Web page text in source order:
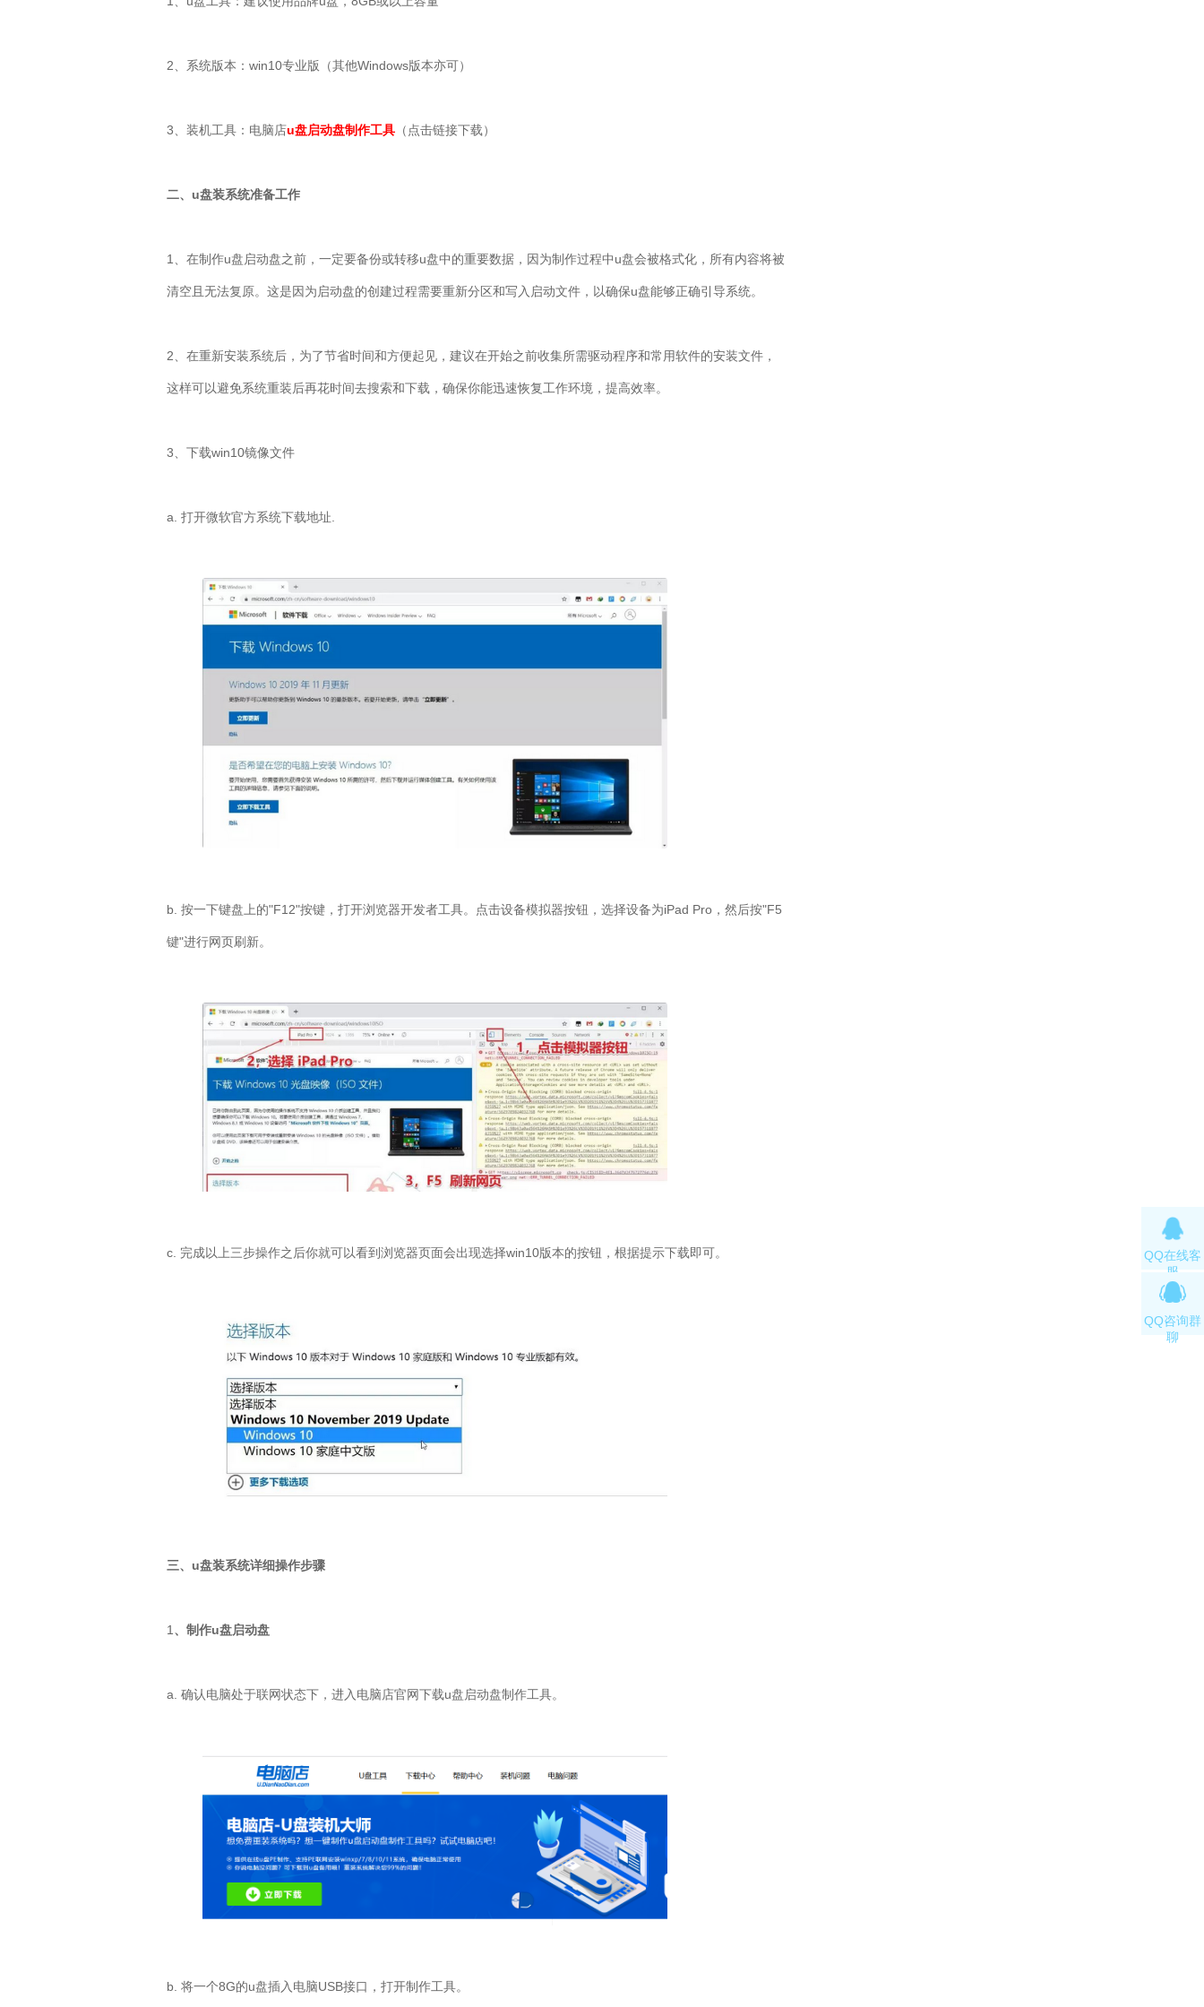
2、系统版本：win10专业版（其他Windows版本亦可）
3、装机工具：电脑店u盘启动盘制作工具 （点击链接下载）
二、u盘装系统准备工作
1、在制作u盘启动盘之前，一定要备份或转移u盘中的重要数据，因为制作过程中u盘会被格式化，所有内容将被
清空且无法复原。这是因为启动盘的创建过程需要重新分区和写入启动文件，以确保u盘能够正确引导系统。
2、在重新安装系统后，为了节省时间和方便起见，建议在开始之前收集所需驱动程序和常用软件的安装文件，
这样可以避免系统重装后再花时间去搜索和下载，确保你能迅速恢复工作环境，提高效率。
3、下载win10镜像文件
a. 打开微软官方系统下载地址.
b. 按一下键盘上的"F12"按键，打开浏览器开发者工具。点击设备模拟器按钮，选择设备为iPad Pro，然后按"F5
键"进行网页刷新。
c. 完成以上三步操作之后你就可以看到浏览器页面会出现选择win10版本的按钮，根据提示下载即可。
三、u盘装系统详细操作步骤
1 、制作u盘启动盘
a. 确认电脑处于联网状态下，进入电脑店官网下载u盘启动盘制作工具。
b. 将一个8G的u盘插入电脑USB接口，打开制作工具。
QQ在线客
服
QQ咨询群
聊